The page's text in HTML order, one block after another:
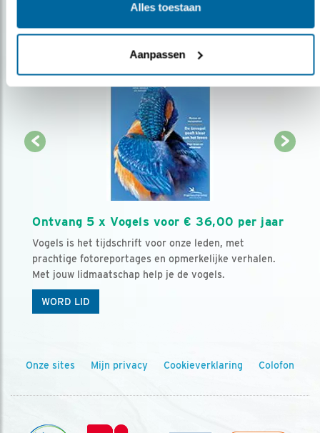
Alles toestaan
Aanpassen
Ontvang 5 x Vogels voor € 36,00 per jaar
Vogels is het tijdschrift voor onze leden, met
prachtige fotoreportages en opmerkelijke verhalen.
Met jouw lidmaatschap help je de vogels.
WORD LID
Onze sites Mijn privacy Cookieverklaring Colofon